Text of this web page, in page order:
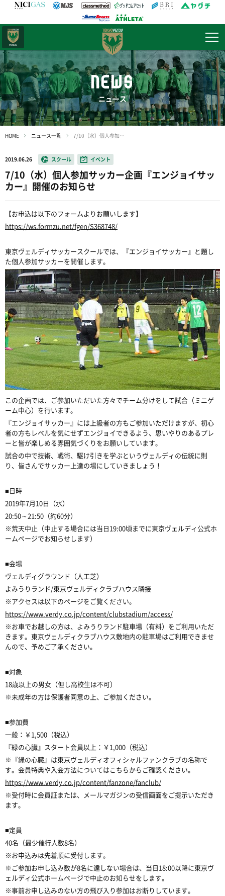
NEWS
ニュース
HOME ニュース一覧 7/10（水）個人参加サッカー企画『エンジョイサッカー』開催のお知らせ
2019.06.26 スクール イベント
7/10（水）個人参加サッカー企画『エンジョイサッ
カー』開催のお知らせ
【お申込は以下のフォームよりお願いします】
https://ws.formzu.net/fgen/S368748/
東京ヴェルディサッカースクールでは、『エンジョイサッカー』と題し
た個人参加サッカーを開催します。
この企画では、ご参加いただいた方々でチーム分けをして試合（ミニゲ
ーム中心）を行います。
『エンジョイサッカー』には上級者の方もご参加いただけますが、初心
者の方もレベルを気にせずエンジョイできるよう、思いやりのあるプレ
ーと皆が楽しめる雰囲気づくりをお願いしています。
試合の中で技術、戦術、駆け引きを学ぶというヴェルディの伝統に則
り、皆さんでサッカー上達の場にしていきましょう！
■日時
2019年7月10日（水）
20:50～21:50（約60分）
※荒天中止（中止する場合には当日19:00頃までに東京ヴェルディ公式ホ
ームページでお知らせします）
■会場
ヴェルディグラウンド（人工芝）
よみうりランド/東京ヴェルディクラブハウス隣接
※アクセスは以下のページをご覧ください。
https://www.verdy.co.jp/content/clubstadium/access/
※お車でお越しの方は、よみうりランド駐車場（有料）をご利用いただ
きます。東京ヴェルディクラブハウス敷地内の駐車場はご利用できませ
んので、予めご了承ください。
■対象
18歳以上の男女（但し高校生は不可）
※未成年の方は保護者同意の上、ご参加ください。
■参加費
一般：￥1,500（税込）
『緑の心臓』スタート会員以上：￥1,000（税込）
※『緑の心臓』は東京ヴェルディオフィシャルファンクラブの名称で
す。会員特典や入会方法についてはこちらからご確認ください。
https://www.verdy.co.jp/content/fanzone/fanclub/
※受付時に会員証または、メールマガジンの受信画面をご提示いただき
ます。
■定員
40名（最少催行人数8名）
※お申込みは先着順に受付します。
※ご参加お申し込み数が8名に達しない場合は、当日18:00以降に東京ヴ
ェルディ公式ホームページで中止のお知らせをします。
※事前お申し込みのない方の飛び入り参加はお断りしています。